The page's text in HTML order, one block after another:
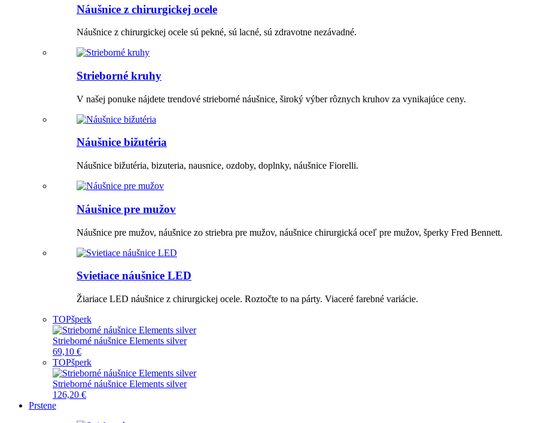
Náušnice z chirurgickej ocele
Náušnice z chirurgickej ocele sú pekné, sú lacné, sú zdravotne nezávadné.
Strieborné kruhy
V našej ponuke nájdete trendové strieborné náušnice, široký výber rôznych kruhov za vynikajúce ceny.
Náušnice bižutéria
Náušnice bižutéria, bizuteria, nausnice, ozdoby, doplnky, náušnice Fiorelli.
Náušnice pre mužov
Náušnice pre mužov, náušnice zo striebra pre mužov, náušnice chirurgická oceľ pre mužov, šperky Fred Bennett.
Svietiace náušnice LED
Žiariace LED náušnice z chirurgickej ocele. Roztočte to na párty. Viaceré farebné variácie.
TOPšperk
Strieborné náušnice Elements silver
69,10 €
TOPšperk
Strieborné náušnice Elements silver
126,20 €
Prstene